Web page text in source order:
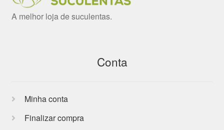
A melhor loja de suculentas.
Conta
Minha conta
Finalizar compra